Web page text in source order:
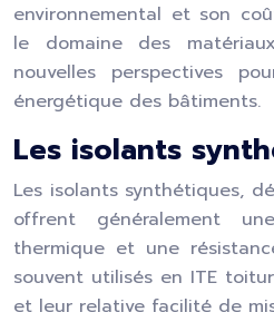
environnemental et son
le domaine des
nouvelles perspectives
énergétique des bâtiments.
Les isolants
Les isolants synthétiques,
offrent généralement
thermique et une
souvent utilisés en ITE
et leur relative facilité de